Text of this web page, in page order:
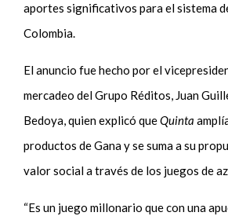
aportes significativos para el sistema
Colombia.
El anuncio fue hecho por el
mercadeo del Grupo Réditos, Juan
Bedoya, quien explicó queQuinta
productos de Gana y se suma a su
valor social a través de los juegos de
“Es un juego millonario que con una